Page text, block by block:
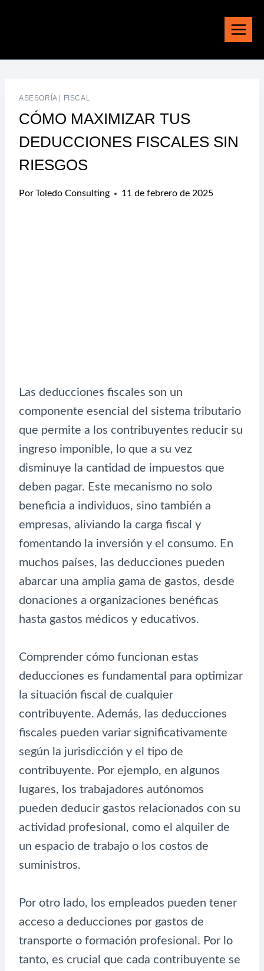
ASESORÍA| FISCAL
CÓMO MAXIMIZAR TUS
DEDUCCIONES FISCALES SIN
RIESGOS
PorToledo Consulting 11 de febrero de 2025
Las deducciones fiscales son un
componente esencial del sistema tributario
que permite a los contribuyentes reducir su
ingreso imponible, lo que a su vez
disminuye la cantidad de impuestos que
deben pagar. Este mecanismo no solo
beneficia a individuos, sino también a
empresas, aliviando la carga fiscal y
fomentando la inversión y el consumo. En
muchos países, las deducciones pueden
abarcar una amplia gama de gastos, desde
donaciones a organizaciones benéficas
hasta gastos médicos y educativos.
Comprender cómo funcionan estas
deducciones es fundamental para optimizar
la situación fiscal de cualquier
contribuyente. Además, las deducciones
fiscales pueden variar significativamente
según la jurisdicción y el tipo de
contribuyente. Por ejemplo, en algunos
lugares, los trabajadores autónomos
pueden deducir gastos relacionados con su
actividad profesional, como el alquiler de
un espacio de trabajo o los costos de
suministros.
Por otro lado, los empleados pueden tener
acceso a deducciones por gastos de
transporte o formación profesional. Por lo
tanto, es crucial que cada contribuyente se